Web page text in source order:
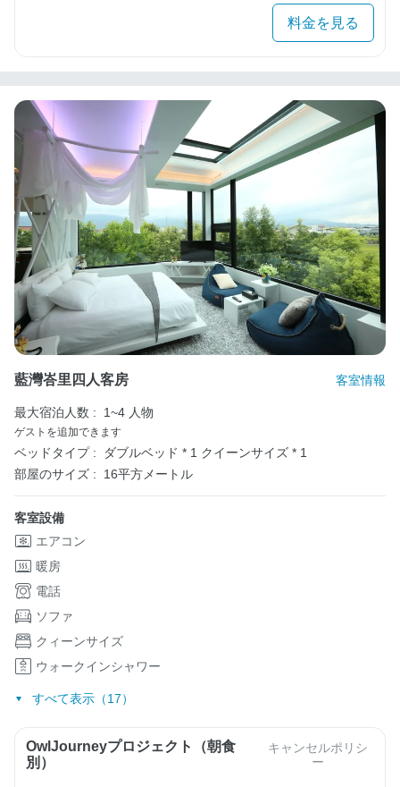
料金を見る
藍灣峇里四人客房 客室情報
最大宿泊人数 : 1~4 人物
ゲストを追加できます
ベッドタイプ : ダブルベッド * 1 クイーンサイズ * 1
部屋のサイズ :
16平方メートル
客室設備
エアコン
暖房
電話
ソファ
クィーンサイズ
ウォークインシャワー
すべて表示（17）
OwlJourneyプロジェクト（朝食
別）
キャンセルポリシ
ー